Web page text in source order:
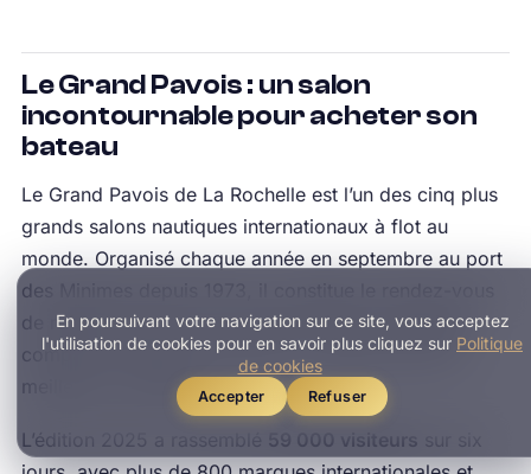
En poursuivant votre navigation sur ce site, vous acceptez
l'utilisation de cookies pour en savoir plus cliquez sur Politique
de cookies
Accepter Refuser
Le Grand Pavois : un salon
incontournable pour acheter son
bateau
Le Grand Pavois de La Rochelle est l’un des cinq plus
grands salons nautiques internationaux à flot au
monde. Organisé chaque année en septembre au port
des Minimes depuis 1973, il constitue le rendez-vous
de référence pour tout acheteur sérieux souhaitant
comparer, essayer et acquérir un bateau dans les
meilleures conditions.
L’édition 2025 a rassemblé 59 000 visiteurs sur six